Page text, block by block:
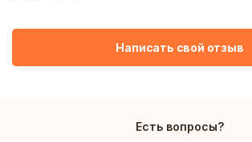
Написать свой отзыв
Есть вопросы?